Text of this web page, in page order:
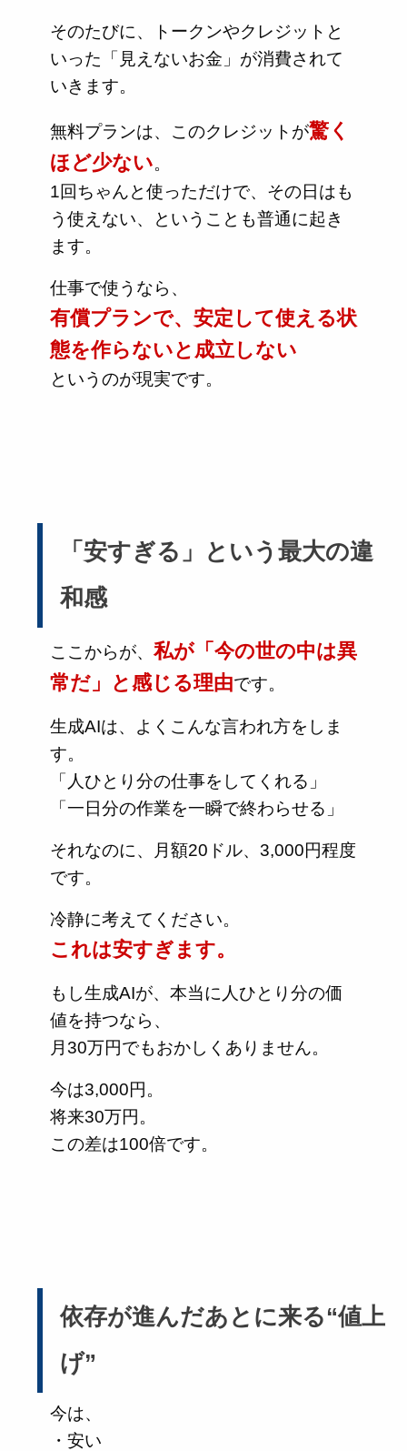
そのたびに、トークンやクレジットと
いった「見えないお金」が消費されて
いきます。
無料プランは、このクレジットが驚く
ほど少ない。
1回ちゃんと使っただけで、その日はも
う使えない、ということも普通に起き
ます。
仕事で使うなら、
有償プランで、安定して使える状
態を作らないと成立しない
というのが現実です。
「安すぎる」という最大の違
和感
ここからが、 私が「今の世の中は異
常だ」と感じる理由です。
生成AIは、よくこんな言われ方をしま
す。
「人ひとり分の仕事をしてくれる」
「一日分の作業を一瞬で終わらせる」
それなのに、月額20ドル、3,000円程度
です。
冷静に考えてください。
これは安すぎます。
もし生成AIが、本当に人ひとり分の価
値を持つなら、
月30万円でもおかしくありません。
今は3,000円。
将来30万円。
この差は100倍です。
依存が進んだあとに来る“値上
げ”
今は、
・安い